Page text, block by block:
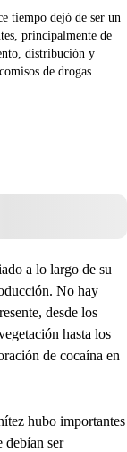
tiempo dejó de ser un
principalmente de
distribución y
de drogas
a lo largo de su
No hay
desde los
hasta los
de cocaína en
hubo importantes
debían ser